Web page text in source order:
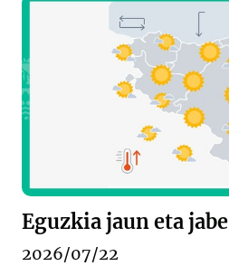
Eguzkia jaun eta jabe
2026/07/22